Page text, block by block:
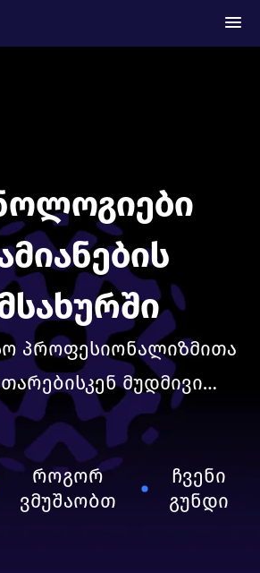
პროფესიონალიზმითა
მუდმივი
ადამიანებს IT
ფოკუსში.
როგორ
ვმუშაობთ
ჩვენი
გუნდი